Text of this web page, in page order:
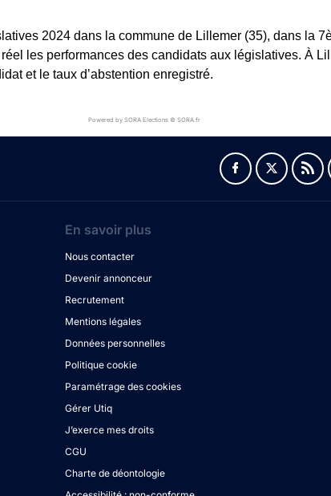
2024 dans la commune de Lillemer (35), dans la
les performances des candidats aux législatives. À
et le taux d’abstention enregistré.
Powered by SORA Elections © SORA.fr
En savoir plus
Nous contacter
Devenir annonceur
Recrutement
Mentions légales
Données personnelles
Politique cookie
Paramétrage des cookies
Gérer Utiq
J’exerce mes droits
CGU
Charte de déontologie